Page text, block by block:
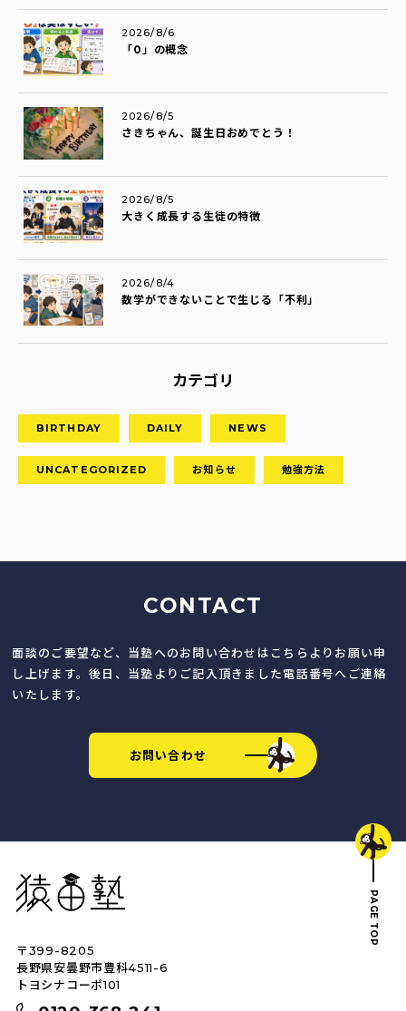
「0」の概念
2026/8/6
さきちゃん、誕生日おめでとう！
2026/8/5
大きく成長する生徒の特徴
2026/8/5
数学ができないことで生じる「不利」
2026/8/4
カテゴリ
BIRTHDAY DAILY NEWS
UNCATEGORIZED お知らせ 勉強方法
CONTACT
面談のご要望など、当塾へのお問い合わせはこちらよりお願い申
し上げます。後日、当塾よりご記入頂きました電話番号へご連絡
いたします。
お問い合わせ
PAGE TOP
猿田塾
〒399-8205
長野県安曇野市豊科4511-6
トヨシナコーポ101